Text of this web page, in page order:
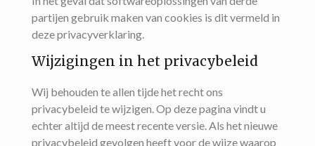
partijen gebruik maken van cookies is dit vermeld in
deze privacyverklaring.
Wijzigingen in het privacybeleid
Wij behouden te allen tijde het recht ons
privacybeleid te wijzigen. Op deze pagina vindt u
echter altijd de meest recente versie. Als het nieuwe
privacybeleid gevolgen heeft voor de wijze waarop